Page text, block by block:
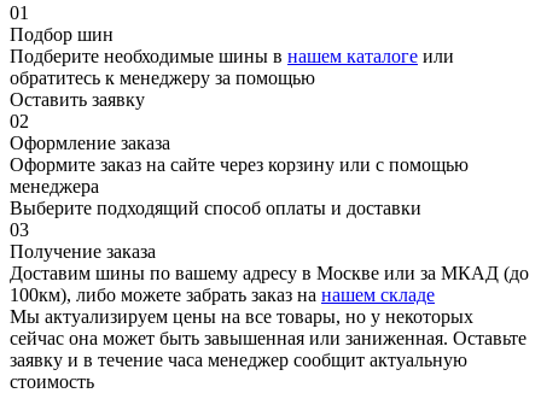
01
Подбор шин
Подберите необходимые шины в нашем каталоге или
обратитесь к менеджеру за помощью
Оставить заявку
02
Оформление заказа
Оформите заказ на сайте через корзину или с помощью
менеджера
Выберите подходящий способ оплаты и доставки
03
Получение заказа
Доставим шины по вашему адресу в Москве или за МКАД (до
100км), либо можете забрать заказ на нашем складе
Мы актуализируем цены на все товары, но у некоторых
сейчас она может быть завышенная или заниженная. Оставьте
заявку и в течение часа менеджер сообщит актуальную
стоимость